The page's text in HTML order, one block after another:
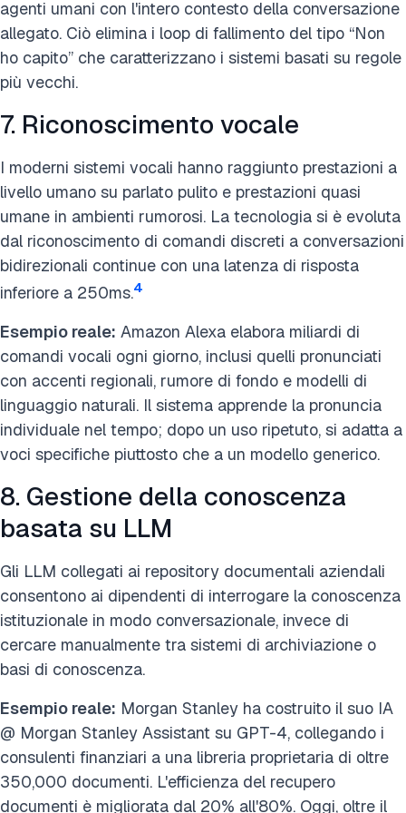
agenti umani con l'intero contesto della conversazione
allegato. Ciò elimina i loop di fallimento del tipo “Non
ho capito” che caratterizzano i sistemi basati su regole
più vecchi.
7. Riconoscimento vocale
I moderni sistemi vocali hanno raggiunto prestazioni a
livello umano su parlato pulito e prestazioni quasi
umane in ambienti rumorosi. La tecnologia si è evoluta
dal riconoscimento di comandi discreti a conversazioni
bidirezionali continue con una latenza di risposta
inferiore a 250ms.4
Esempio reale: Amazon Alexa elabora miliardi di
comandi vocali ogni giorno, inclusi quelli pronunciati
con accenti regionali, rumore di fondo e modelli di
linguaggio naturali. Il sistema apprende la pronuncia
individuale nel tempo; dopo un uso ripetuto, si adatta a
voci specifiche piuttosto che a un modello generico.
8. Gestione della conoscenza
basata su LLM
Gli LLM collegati ai repository documentali aziendali
consentono ai dipendenti di interrogare la conoscenza
istituzionale in modo conversazionale, invece di
cercare manualmente tra sistemi di archiviazione o
basi di conoscenza.
Esempio reale: Morgan Stanley ha costruito il suo IA
@ Morgan Stanley Assistant su GPT-4, collegando i
consulenti finanziari a una libreria proprietaria di oltre
350,000 documenti. L'efficienza del recupero
documenti è migliorata dal 20% all'80%. Oggi, oltre il